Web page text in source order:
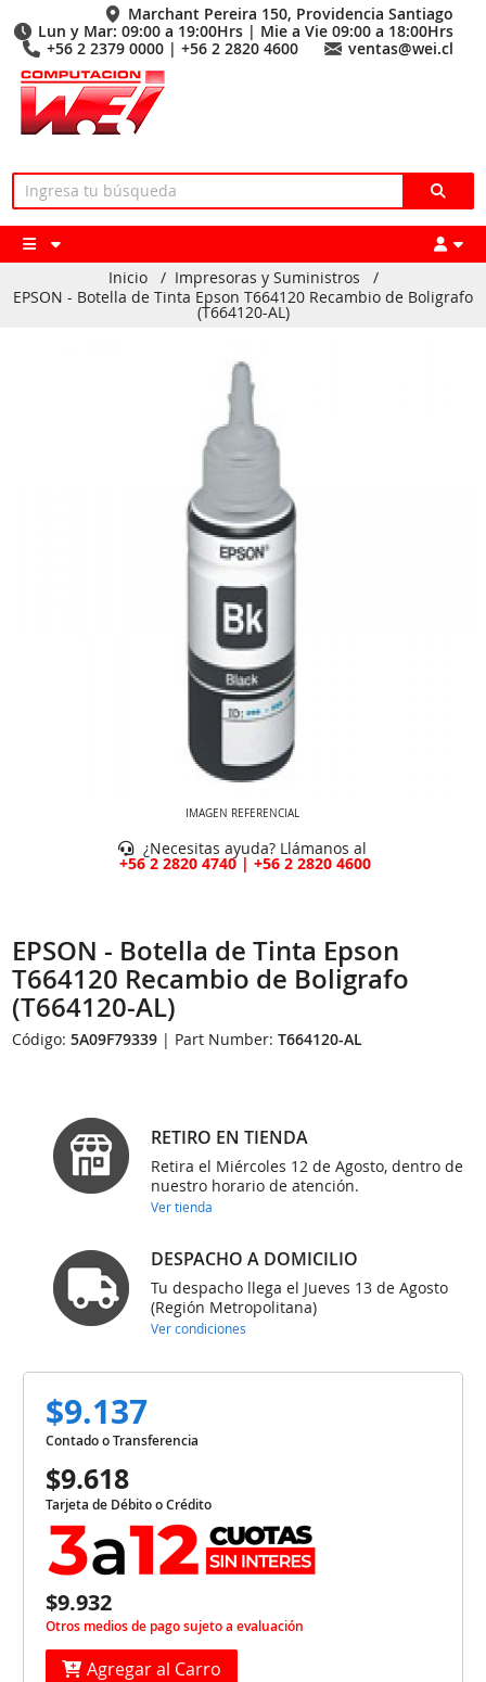
Marchant Pereira 150, Providencia Santiago
Lun y Mar: 09:00 a 19:00Hrs | Mie a Vie 09:00 a 18:00Hrs
+56 2 2379 0000 | +56 2 2820 4600
ventas@wei.cl
Inicio / Impresoras y Suministros
/
EPSON - Botella de Tinta Epson T664120 Recambio de Boligrafo
(T664120-AL)
IMAGEN REFERENCIAL
¿Necesitas ayuda? Llámanos al
+56 2 2820 4740 | +56 2 2820 4600
EPSON - Botella de Tinta Epson
T664120 Recambio de Boligrafo
(T664120-AL)
Código:5A09F79339 | Part Number:T664120-AL
RETIRO EN TIENDA
Retira el Miércoles 12 de Agosto, dentro de
nuestro horario de atención.
Ver tienda
DESPACHO A DOMICILIO
Tu despacho llega el Jueves 13 de Agosto
(Región Metropolitana)
Ver condiciones
$9.137
Contado o Transferencia
$9.618
Tarjeta de Débito o Crédito
$9.932
Otros medios de pago sujeto a evaluación
Agregar al Carro